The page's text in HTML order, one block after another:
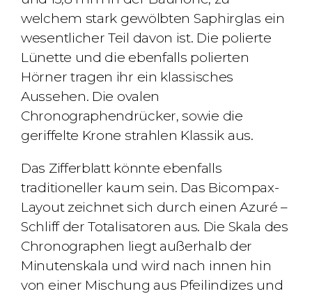
welchem ​​stark gewölbten Saphirglas ein
wesentlicher Teil davon ist. Die polierte
Lünette und die ebenfalls polierten
Hörner tragen ihr ein klassisches
Aussehen. Die ovalen
Chronographendrücker, sowie die
geriffelte Krone strahlen Klassik aus.
Das Zifferblatt könnte ebenfalls
traditioneller kaum sein. Das Bicompax-
Layoutzeichnet sich durch einenAzuré–
Schliff der Totalisatoren aus. Die Skala des
Chronographen liegt außerhalb der
Minutenskala und wird nach innen hin
von einer Mischung aus Pfeilindizes und